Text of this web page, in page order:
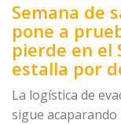
Semana de
pone a
pierde en el
estalla por
La logística de
sigue acaparando